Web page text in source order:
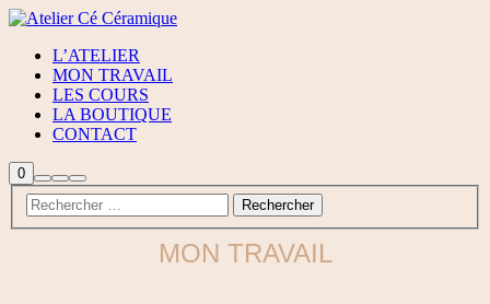
L’ATELIER
MON TRAVAIL
LES COURS
LA BOUTIQUE
CONTACT
0
MON TRAVAIL